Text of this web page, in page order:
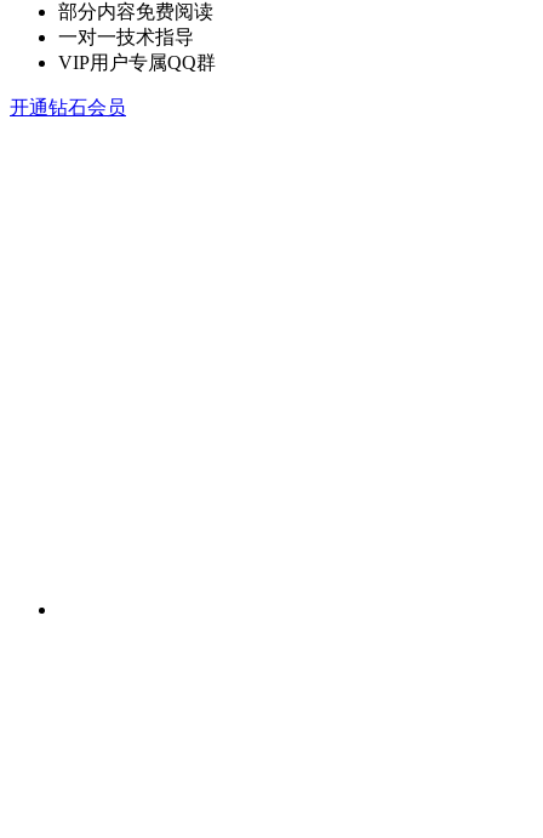
部分内容免费阅读
一对一技术指导
VIP用户专属QQ群
开通钻石会员